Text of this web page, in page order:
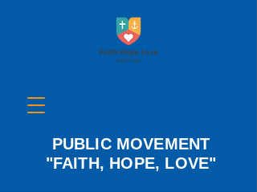
PUBLIC MOVEMENT
"FAITH, HOPE, LOVE"